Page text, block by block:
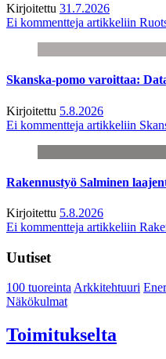
Kirjoitettu 31.7.2026
Ei kommentteja artikkeliin
Skanska-pomo varoittaa:
Kirjoitettu 5.8.2026
Ei kommentteja artikkeliin
Rakennustyö Salminen
Kirjoitettu 5.8.2026
Ei kommentteja artikkeliin
Uutiset
100 tuoreintaArkkitehtuuri
Näkökulmat
Toimitukselta